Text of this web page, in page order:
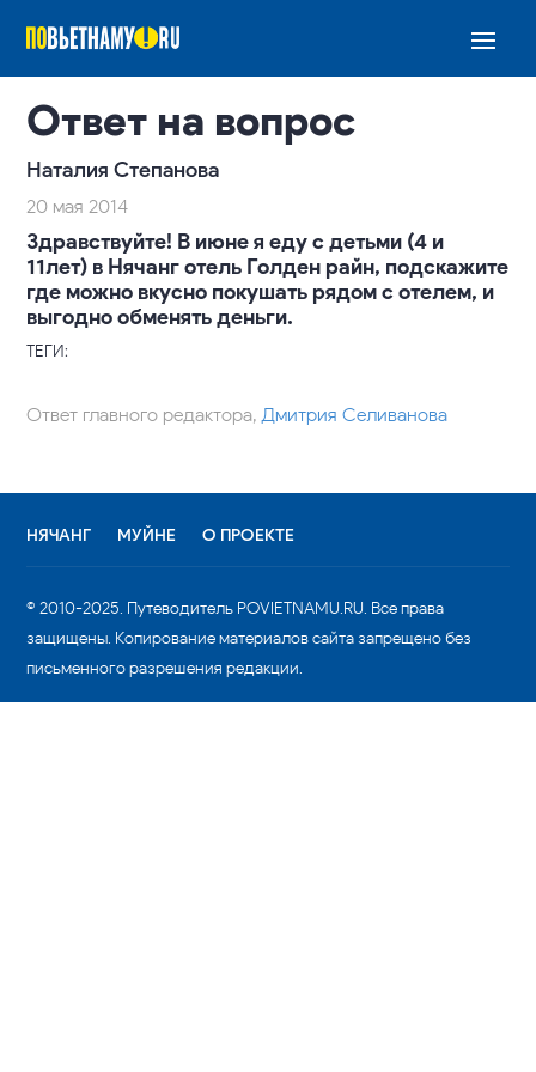
Ответ на вопрос
Наталия Степанова
20 мая 2014
Здравствуйте! В июне я еду с детьми (4 и
11лет) в Нячанг отель Голден райн, подскажите
где можно вкусно покушать рядом с отелем, и
выгодно обменять деньги.
ТЕГИ:
Ответ главного редактора,Дмитрия Селиванова
НЯЧАНГ МУЙНЕ О ПРОЕКТЕ
© 2010-2025. Путеводитель POVIETNAMU.RU. Все права
защищены. Копирование материалов сайта запрещено без
письменного разрешения редакции.